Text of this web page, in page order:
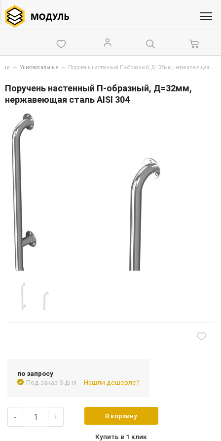
— Универсальные — Поручень настенный П-образный, Д=32мм, нержавеющая сталь AISI 304
Поручень настенный П-образный, Д=32мм,
нержавеющая сталь AISI 304
по запросу
Под заказ 3 дня
Нашли дешевле?
- + В корзину
Купить в 1 клик